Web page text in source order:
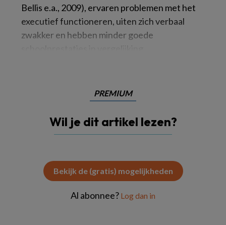
Bellis e.a., 2009), ervaren problemen met het
executief functioneren, uiten zich verbaal
zwakker en hebben minder goede
PREMIUM
Wil je dit artikel lezen?
Bekijk de (gratis) mogelijkheden
Al abonnee? Log dan in